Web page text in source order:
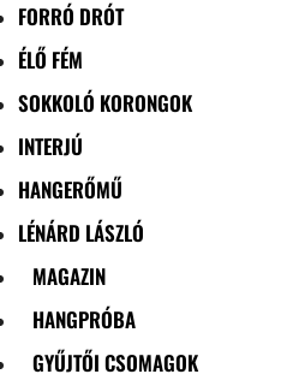
FORRÓ DRÓT
ÉLŐ FÉM
SOKKOLÓ KORONGOK
INTERJÚ
HANGERŐMŰ
LÉNÁRD LÁSZLÓ
MAGAZIN
HANGPRÓBA
GYŰJTŐI CSOMAGOK